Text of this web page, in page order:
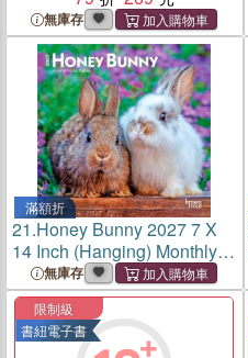
無庫存
滿額折
21.Honey Bunny 2027 7 X
14 Inch (Hanging) Monthly
Mini Wall Calendar
無庫存
限制級
書紐電子書